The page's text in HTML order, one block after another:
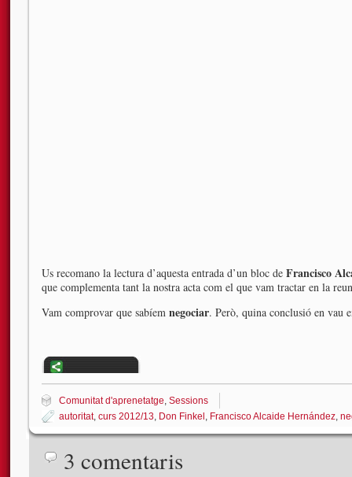
Us recomano la lectura d’aquesta entrada d’un bloc de Francisco
que complementa tant la nostra acta com el que vam tractar en la
Vam comprovar que sabíem negociar. Però, quina conclusió en vau
Comunitat d'aprenetatge, Sessions
autoritat, curs 2012/13, Don Finkel , Francisco Alcaide Hernández,
3 comentaris